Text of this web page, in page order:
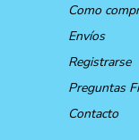
Como
Envíos
Registrarse
Preguntas
Contacto